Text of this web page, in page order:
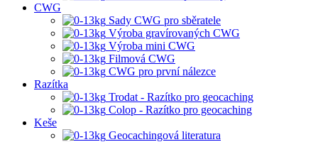
CWG
Sady CWG pro sběratele
Výroba gravírovaných CWG
Výroba mini CWG
Filmová CWG
CWG pro první nálezce
Razítka
Trodat - Razítko pro geocaching
Colop - Razítko pro geocaching
Keše
Geocachingová literatura